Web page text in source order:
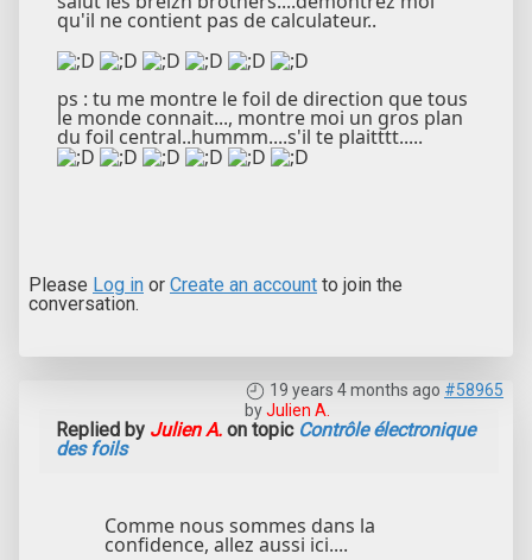
qu'il ne contient pas de calculateur..
ps : tu me montre le foil de direction que tous
le monde connait..., montre moi un gros plan
du foil central..hummm....s'il te plaitttt.....
Please Log in or Create an account to join the
conversation.
19 years 4 months ago #58965
byJulien A.
Replied by Julien A. on topic Contrôle électronique
des foils
Comme nous sommes dans la
confidence, allez aussi ici....